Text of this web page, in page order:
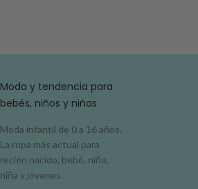
Moda y tendencia para
bebés, niños y niñas
Moda infantil de 0 a 16 años.
La ropa más actual para
recién nacido, bebé, niño,
niña y jóvenes.